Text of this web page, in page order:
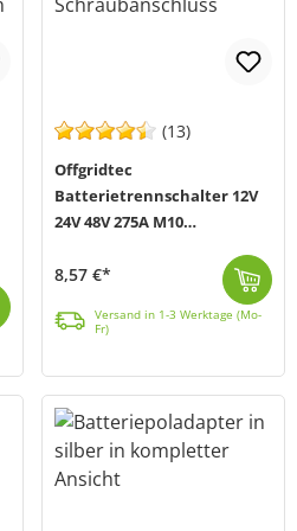
(13)
Offgridtec
Batterietrennschalter 12V
24V 48V 275A M10
8,57 €*
Versand in 1-3 Werktage (Mo-
Fr)